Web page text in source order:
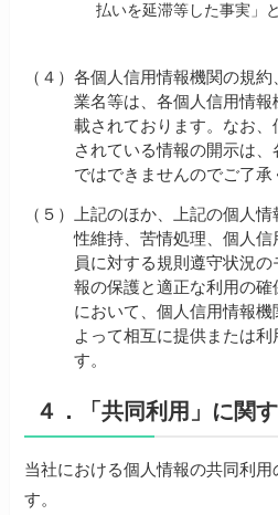
払いを延滞等した事実」
（４）各個人信用情報機関の規
業名等は、各個人信用情
載されております。なお
されている情報の開示は
ではできませんのでご了承
（５）
上記のほか、上記の個人
性維持、苦情処理、個人
員に対する規則遵守状況
報の保護と適正な利用の
において、個人信用情報
よって相互に提供または
す。
４．「共同利用」に関
当社における個人情報の共同利
す。